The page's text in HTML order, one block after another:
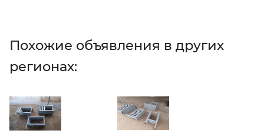
Похожие объявления в других
регионах: